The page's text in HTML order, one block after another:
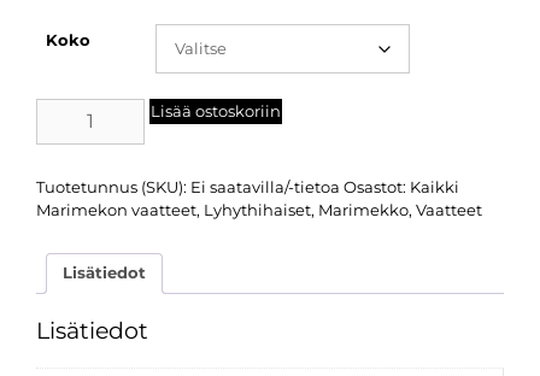
Koko
Lisää ostoskoriin
Tuotetunnus (SKU): Ei saatavilla/-tietoa Osastot: Kaikki
Marimekon vaatteet, Lyhythihaiset, Marimekko, Vaatteet
Lisätiedot
Lisätiedot